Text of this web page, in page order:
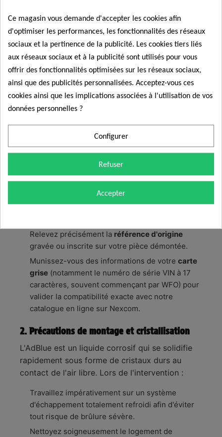
GK215J281AD, 2040944 et G168205444. Il assure
l'injection du fluide AdBlue pour réduire les émissions
NOx sur les moteurs Ford 2.0 EcoBlue.
✅
Moteurs
compatibles :
2.0 EcoBlue (105/130/170
cv).
✅
Symptômes
résolus :
Voyant antipollution allumé, défaut de
dépollution, message "Risque de non-
démarrage", perte de puissance.
Applications
:
Ford Transit V363, Transit Custom
V362, Tourneo Custom V362.
✅
:
En stock, expédition immédiate,
livraison express 48h.
Commander
Pour mener à bien le remplacement de votre
injecteur AdBlue sur votre véhicule Forddans
les meilleures conditions techniques, voici nos
recommandations essentielles :
1. Comment choisir la bonne référence ?
Les motorisations diesel EcoBlue de Ford
intègrent différentes configurations de lignes
d'échappement selon les années de fabrication
et la génération de la norme Euro 6. Pour
Relevez précisément la référence d'origine
gravée ou inscrite sur votre pièce démontée.
Munissez-vous des informations de votre carte
grise (notamment le numéro de série VIN à 17
caractères, souvent commençant par WFO) pour
valider la compatibilité exacte avec notre
catalogue en ligne sur Nexcom.
2. Précautions de montage et cristallisation
L'AdBlue est un liquide corrosif qui se solidifie
rapidement sous forme de cristaux durs au
contact de l'air libre. Lors de l'intervention :
Travaillez impérativement sur un système
d'échappement totalement refroidi afin d'éviter
tout risque de brûlure sévère.
Nettoyez soigneusement le logement de
Ce magasin vous demande d'accepter les cookies afin
d'optimiser les performances, les fonctionnalités des réseaux
sociaux et la pertinence de la publicité. Les cookies tiers liés
aux réseaux sociaux et à la publicité sont utilisés pour vous
offrir des fonctionnalités optimisées sur les réseaux sociaux,
ainsi que des publicités personnalisées. Acceptez-vous ces
cookies ainsi que les implications associées à l'utilisation de vos
données personnelles ?
Configurer
Refuser
Accepter